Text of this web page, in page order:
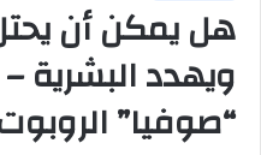
هل يمكن أن
ويهدد
“صوفيا”